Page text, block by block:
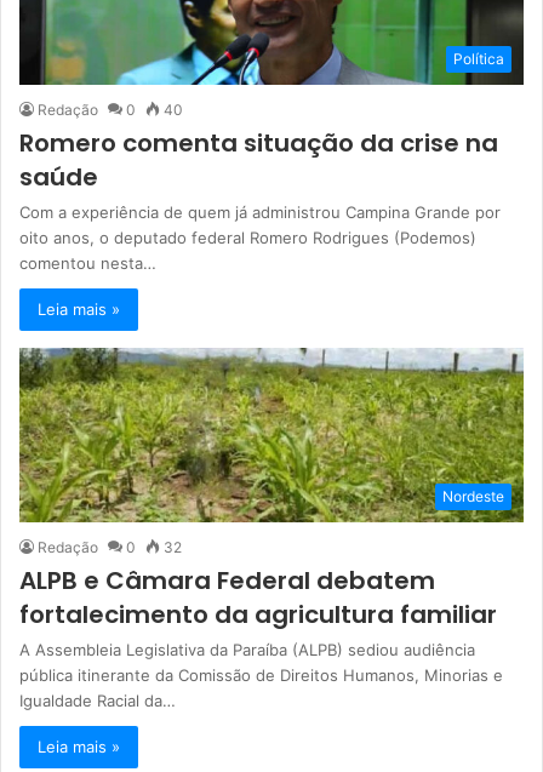
Política
Redação 0 40
Romero comenta situação da crise na
saúde
Com a experiência de quem já administrou Campina Grande por
oito anos, o deputado federal Romero Rodrigues (Podemos)
comentou nesta…
Leia mais »
Nordeste
Redação 0 32
ALPB e Câmara Federal debatem
fortalecimento da agricultura familiar
A Assembleia Legislativa da Paraíba (ALPB) sediou audiência
pública itinerante da Comissão de Direitos Humanos, Minorias e
Igualdade Racial da…
Leia mais »